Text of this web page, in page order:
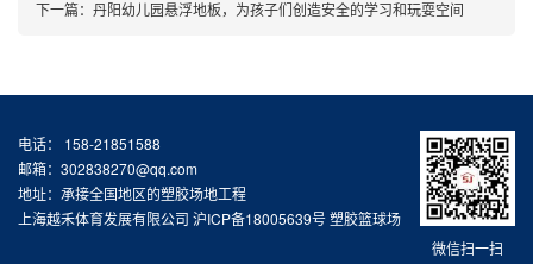
下一篇： 丹阳幼儿园悬浮地板，为孩子们创造安全的学习和玩耍空间
微信扫一扫
电话： 158-21851588
邮箱：302838270@qq.com
地址：承接全国地区的塑胶场地工程
上海越禾体育发展有限公司 沪ICP备18005639号塑胶篮球场